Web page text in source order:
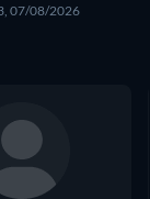
07/08/2026